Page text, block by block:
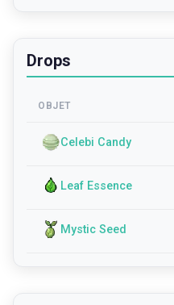
Drops
OBJET
Celebi Candy
Leaf Essence
Mystic Seed